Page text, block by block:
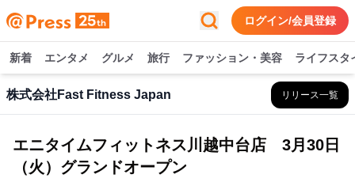
ログイン/会員登録
新着 エンタメ グルメ 旅行 ファッション・美容 ライフスタ
株式会社Fast Fitness Japan リリース一覧
エニタイムフィットネス川越中台店 3月30日
（火）グランドオープン